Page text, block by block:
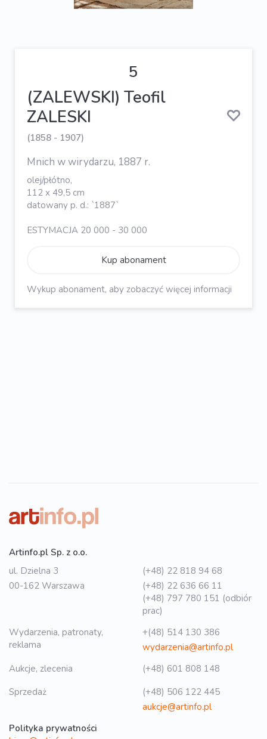
5
(ZALEWSKI) Teofil
ZALESKI
(1858 - 1907)
Mnich w wirydarzu, 1887 r.
olej/płótno,
112 x 49,5 cm
datowany p. d.: `1887`
ESTYMACJA 20 000 - 30 000
Kup abonament
Wykup abonament, aby zobaczyć więcej informacji
Artinfo.pl Sp. z o.o.
ul. Dzielna 3
00-162 Warszawa
(+48) 22 818 94 68
(+48) 22 636 66 11
(+48) 797 780 151 (odbiór
prac)
Wydarzenia, patronaty,
reklama
+(48) 514 130 386
wydarzenia@artinfo.pl
Aukcje, zlecenia
(+48) 601 808 148
Sprzedaż
(+48) 506 122 445
aukcje@artinfo.pl
Polityka prywatności